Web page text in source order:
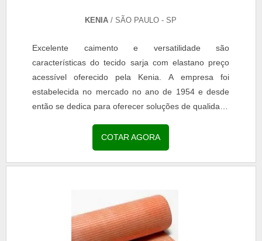
KENIA/ SÃO PAULO - SP
Excelente caimento e versatilidade são
características do tecido sarja com elastano preço
acessível oferecido pela Kenia. A empresa foi
estabelecida no mercado no ano de 1954 e desde
então se dedica para oferecer soluções de qualidade
COTAR AGORA